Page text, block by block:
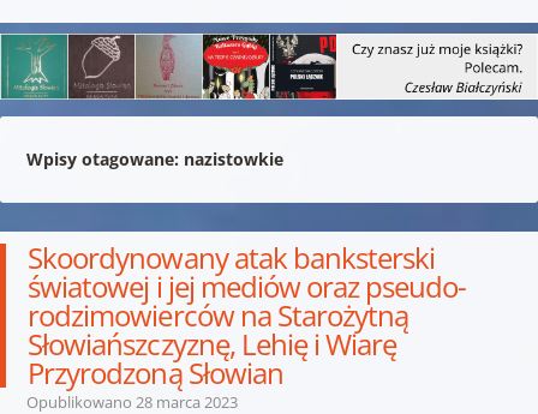
Wpisy otagowane: nazistowkie
Skoordynowany atak banksterski
światowej i jej mediów oraz pseudo-
rodzimowierców na Starożytną
Słowiańszczyznę, Lehię i Wiarę
Przyrodzoną Słowian
Opublikowano 28 marca 2023